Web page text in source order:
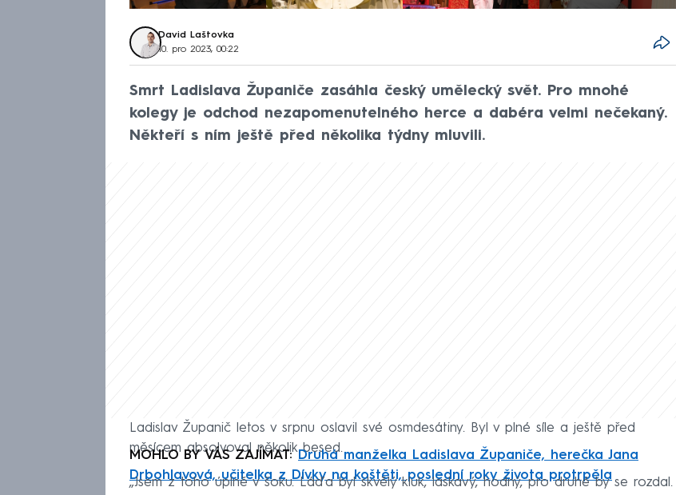
David Laštovka
10. pro 2023, 00:22
Smrt Ladislava Županiče zasáhla český umělecký svět. Pro mnohé
kolegy je odchod nezapomenutelného herce a dabéra velmi nečekaný.
Někteří s ním ještě před několika týdny mluvili.
Ladislav Županič letos v srpnu oslavil své osmdesátiny. Byl v plné síle a ještě před
měsícem absolvoval několik besed.
MOHLO BY VÁS ZAJÍMAT:Druhá manželka Ladislava Županiče, herečka Jana
Drbohlavová, učitelka z Dívky na koštěti, poslední roky života protrpěla
„Jsem z toho úplně v šoku. Láďa byl skvělý kluk, laskavý, hodný, pro druhé by se rozdal.